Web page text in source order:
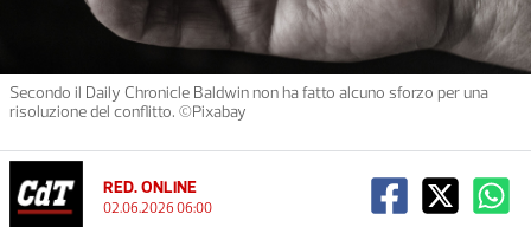
Secondo il Daily Chronicle Baldwin non ha fatto alcuno sforzo per una
risoluzione del conflitto. ©Pixabay
RED. ONLINE
02.06.2026 06:00